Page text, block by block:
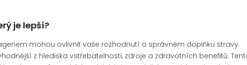
je lepší?
mohou ovlivnit vaše rozhodnutí o správném doplňku stravy.
z hlediska vstřebatelnosti, zdroje a zdravotních benefitů.